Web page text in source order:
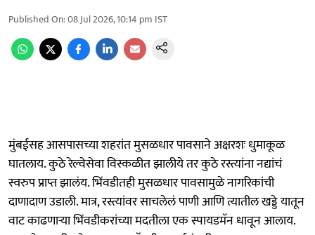
Published On:08 Jul 2026, 10:14 pm IST
मुंबईसह आसपासच्या शहरांत मुसळधार पावसाने अक्षरशः धुमाकूळ
घातलाय. कुठे रेल्वेसेवा विस्कळीत झालीये तर कुठे रस्त्यांना नद्यांचं
स्वरुप प्राप्त झालंय. भिंवडीतही मुसळधार पावसामुळे नागरिकांची
दाणादाण उडाली. मात्र, रस्त्यांवर साचलेलं पाणी आणि त्यातील खड्डे यातून
वाट काढणाऱ्या भिंवडीकरांच्या मदतीला एक स्पायडमॅन धावून आलाय.